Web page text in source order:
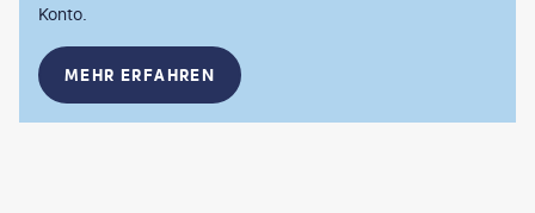
Konto.
MEHR ERFAHREN